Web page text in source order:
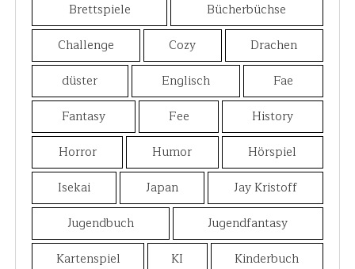
Brettspiele
Bücherbüchse
Challenge
Cozy
Drachen
düster
Englisch
Fae
Fantasy
Fee
History
Horror
Humor
Hörspiel
Isekai
Japan
Jay Kristoff
Jugendbuch
Jugendfantasy
Kartenspiel
KI
Kinderbuch